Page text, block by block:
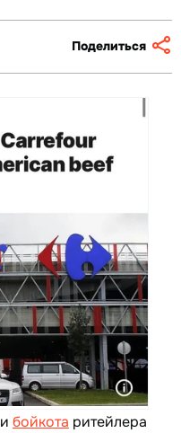
Поделиться
бойкота ритейлера